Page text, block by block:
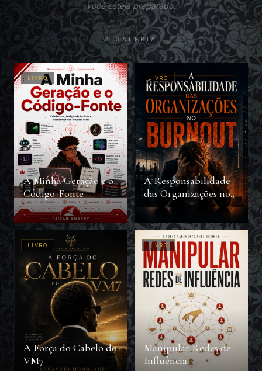
você esteja preparado.
A GALERIA
LIVRO
A Minha Geração e o
Código-Fonte
LIVRO
A Responsabilidade
das Organizações no
Burnout
LIVRO
A Força do Cabelo do
VM7
LIVRO
Manipular Redes de
Influência